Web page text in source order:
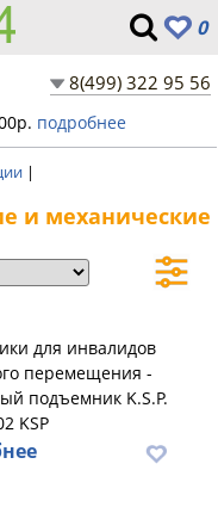
0
8(499) 322 95 56
подробнее
|
и механические
для инвалидов
перемещения -
подъемник K.S.P.
KSP